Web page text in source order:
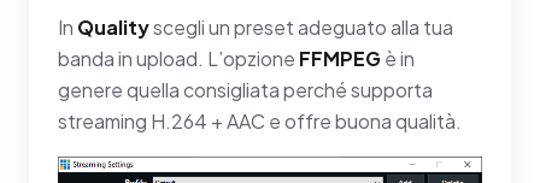
In Qualityscegli un preset adeguato alla tua
banda in upload. L’opzione FFMPEGè in
genere quella consigliata perché supporta
streaming H.264 + AAC e offre buona qualità.